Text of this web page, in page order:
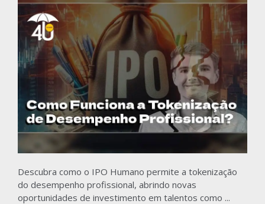
Descubra como o IPO Humano permite a tokenização
do desempenho profissional, abrindo novas
oportunidades de investimento em talentos como ...